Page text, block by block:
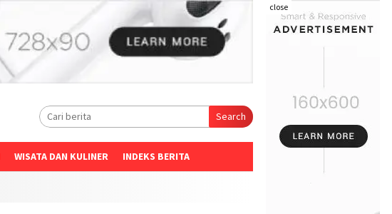
close
Search
WISATA DAN KULINER INDEKS BERITA